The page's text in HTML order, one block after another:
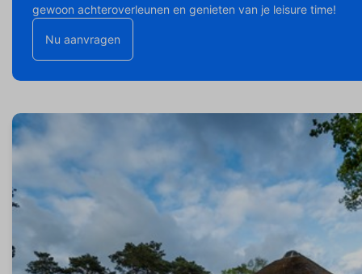
gewoon achteroverleunen en genieten van je leisure time!
Nu aanvragen